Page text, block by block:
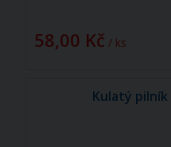
58,00 Kč / ks
Kulatý pilník